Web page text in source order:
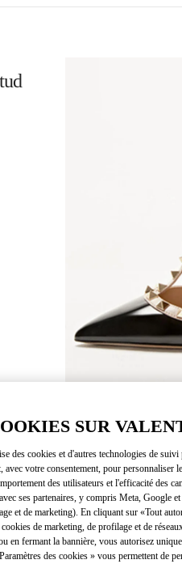
SUR
des cookies et d'autres technologies de
avec votre consentement, pour
des utilisateurs et l'efficacité des
ses partenaires, y compris Meta, Google
et de marketing). En cliquant sur «Tout
de marketing, de profilage et de
en fermant la bannière, vous autorisez
des cookies » vous permettent de